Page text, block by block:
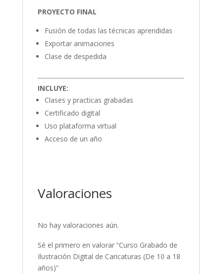
PROYECTO FINAL
Fusión de todas las técnicas aprendidas
Exportar animaciones
Clase de despedida
INCLUYE:
Clases y practicas grabadas
Certificado digital
Uso plataforma virtual
Acceso de un año
Valoraciones
No hay valoraciones aún.
Sé el primero en valorar “Curso Grabado de
Ilustración Digital de Caricaturas (De 10 a 18
años)”